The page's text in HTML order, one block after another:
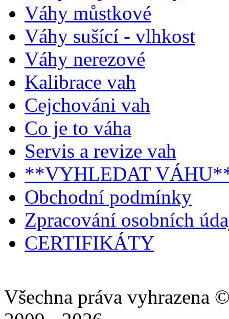
Váhy můstkové
Váhy sušící - vlhkost
Váhy nerezové
Kalibrace vah
Cejchováni vah
Co je to váha
Servis a revize vah
**VYHLEDAT
Obchodní podmínky
Zpracování osobních
CERTIFIKÁTY
Všechna práva